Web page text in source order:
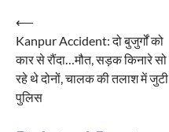
Post
navigation
⟵
Kanpur Accident: दो बुजुर्गों को
कार से रौंदा…मौत, सड़क किनारे सो
रहे थे दोनों, चालक की तलाश में जुटी
पुलिस